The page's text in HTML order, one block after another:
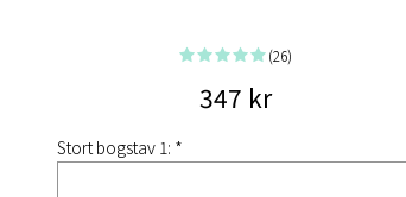
(26)
347 kr
Stort bogstav 1: *